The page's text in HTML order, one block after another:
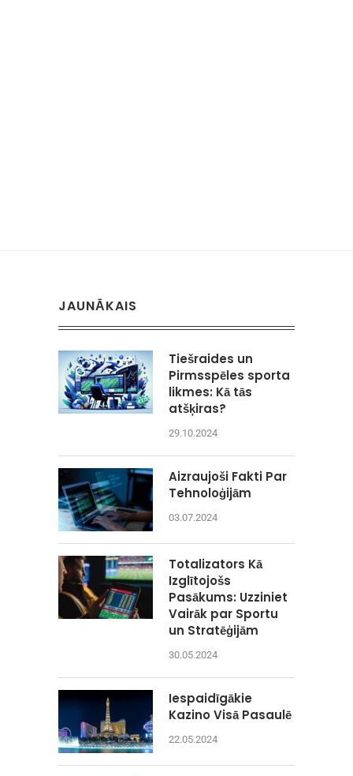
JAUNĀKAIS
Tiešraides un
Pirmsspēles sporta
likmes: Kā tās
atšķiras?
29.10.2024
Aizraujoši Fakti Par
Tehnoloģijām
03.07.2024
Totalizators Kā
Izglītojošs
Pasākums: Uzziniet
Vairāk par Sportu
un Stratēģijām
30.05.2024
Iespaidīgākie
Kazino Visā Pasaulē
22.05.2024